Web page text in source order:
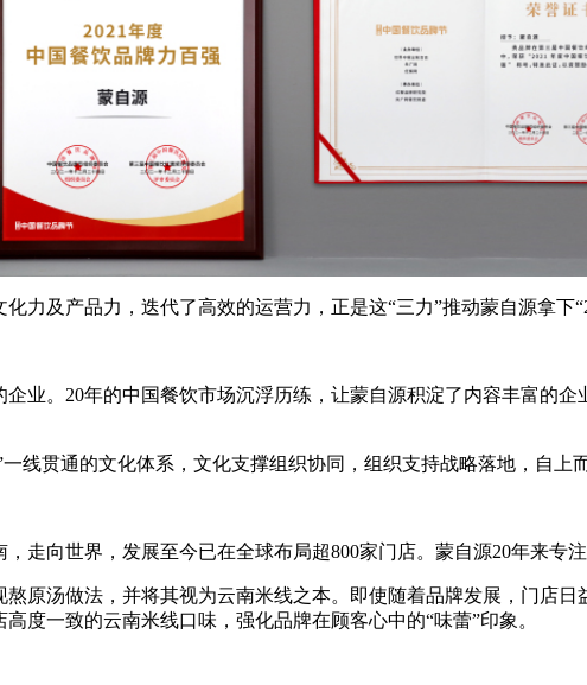
及产品力，迭代了高效的运营力，正是这“三力”推动蒙自源拿下
。20年的中国餐饮市场沉浮历练，让蒙自源积淀了内容丰富的企
贯通的文化体系，文化支撑组织协同，组织支持战略落地，自上
世界，发展至今已在全球布局超800家门店。蒙自源20年来专注
汤做法，并将其视为云南米线之本。即使随着品牌发展，门店日
度一致的云南米线口味，强化品牌在顾客心中的“味蕾”印象。